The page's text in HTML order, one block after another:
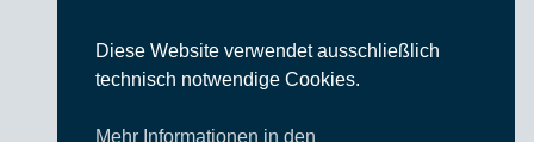
Diese Website verwendet ausschließlich
technisch notwendige Cookies.
Mehr Informationen in den